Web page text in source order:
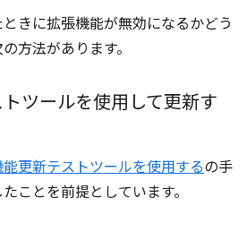
きに拡張機能が無効になるかどう
方法があります。
ツールを使用して更新す
更新テストツールを使用するの手
ことを前提としています。